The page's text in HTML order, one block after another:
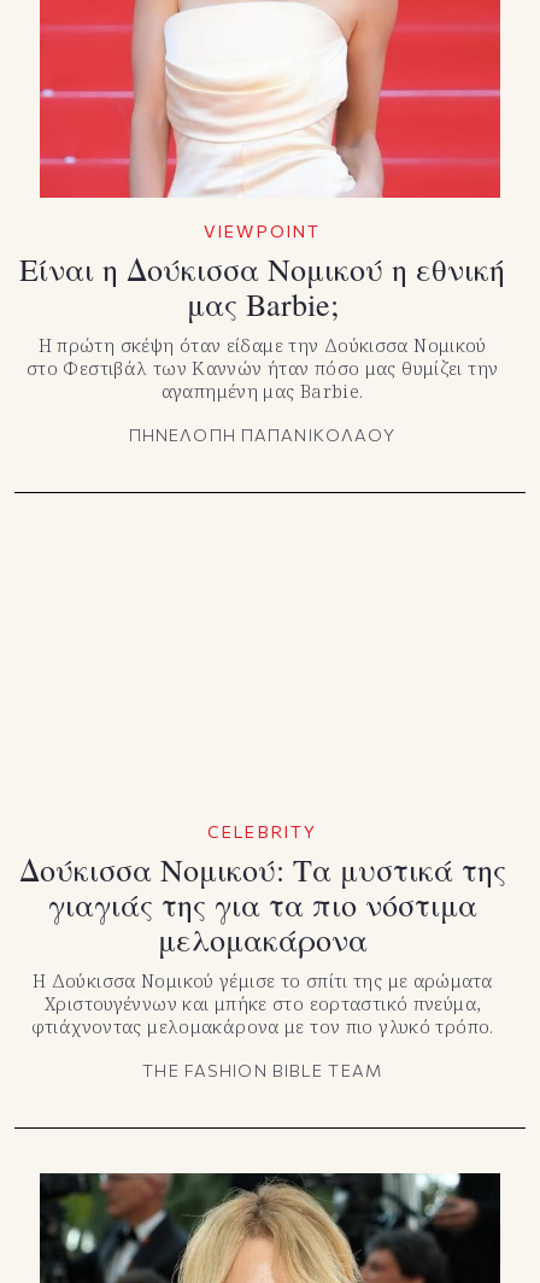
VIEWPOINT
Είναι η Δούκισσα Νομικού η εθνική
μας Barbie;
Η πρώτη σκέψη όταν είδαμε την Δούκισσα Νομικού
στο Φεστιβάλ των Καννών ήταν πόσο μας θυμίζει την
αγαπημένη μας Barbie.
ΠΗΝΕΛΟΠΗ ΠΑΠΑΝΙΚΟΛΑΟΥ
CELEBRITY
Δούκισσα Νομικού: Τα μυστικά της
γιαγιάς της για τα πιο νόστιμα
μελομακάρονα
Η Δούκισσα Νομικού γέμισε το σπίτι της με αρώματα
Χριστουγέννων και μπήκε στο εορταστικό πνεύμα,
φτιάχνοντας μελομακάρονα με τον πιο γλυκό τρόπο.
THE FASHION BIBLE TEAM